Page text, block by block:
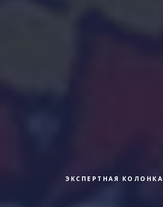
ЭКСПЕРТНАЯ КОЛОНКА